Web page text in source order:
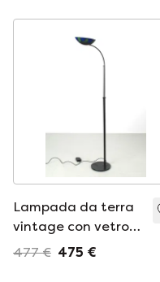
Lampada da terra
vintage con vetro
verde e blu
477 € 475 €